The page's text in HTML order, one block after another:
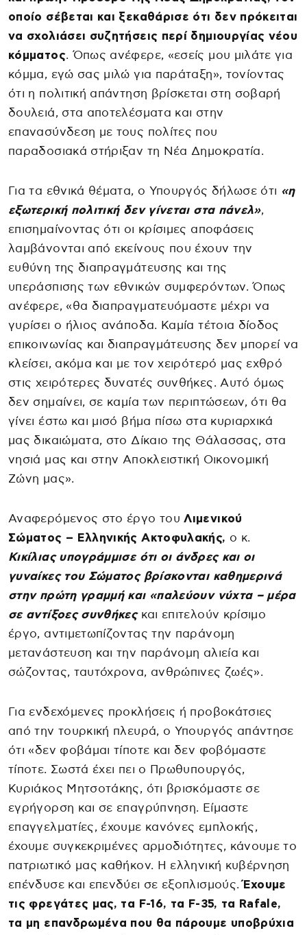
οποίο σέβεται και ξεκαθάρισε ότι δεν πρόκειται
να σχολιάσει συζητήσεις περί δημιουργίας νέου
κόμματος. Όπως ανέφερε, «εσείς μου μιλάτε για
κόμμα, εγώ σας μιλώ για παράταξη», τονίοντας
ότι η πολιτική απάντηση βρίσκεται στη σοβαρή
δουλειά, στα αποτελέσματα και στην
επανασύνδεση με τους πολίτες που
παραδοσιακά στήριξαν τη Νέα Δημοκρατία.
Για τα εθνικά θέματα, ο Υπουργός δήλωσε ότι «η
εξωτερική πολιτική δεν γίνεται στα πάνελ»,
επισημαίνοντας ότι οι κρίσιμες αποφάσεις
λαμβάνονται από εκείνους που έχουν την
ευθύνη της διαπραγμάτευσης και της
υπεράσπισης των εθνικών συμφερόντων. Όπως
ανέφερε, «θα διαπραγματευόμαστε μέχρι να
γυρίσει ο ήλιος ανάποδα. Καμία τέτοια δίοδος
επικοινωνίας και διαπραγμάτευσης δεν μπορεί να
κλείσει, ακόμα και με τον χειρότερό μας εχθρό
στις χειρότερες δυνατές συνθήκες. Αυτό όμως
δεν σημαίνει, σε καμία των περιπτώσεων, ότι θα
γίνει έστω και μισό βήμα πίσω στα κυριαρχικά
μας δικαιώματα, στο Δίκαιο της Θάλασσας, στα
νησιά μας και στην Αποκλειστική Οικονομική
Ζώνη μας».
Αναφερόμενος στο έργο του Λιμενικού
Σώματος – Ελληνικής Ακτοφυλακής, ο κ.
Κικίλιας υπογράμμισε ότι οι άνδρες και οι
γυναίκες του Σώματος βρίσκονται καθημερινά
στην πρώτη γραμμή και «παλεύουν νύχτα – μέρα
σε αντίξοες συνθήκεςκαι επιτελούν κρίσιμο
έργο, αντιμετωπίζοντας την παράνομη
μετανάστευση και την παράνομη αλιεία και
σώζοντας, ταυτόχρονα, ανθρώπινες ζωές».
Για ενδεχόμενες προκλήσεις ή προβοκάτσιες
από την τουρκική πλευρά, ο Υπουργός απάντησε
ότι «δεν φοβάμαι τίποτε και δεν φοβόμαστε
τίποτε. Σωστά έχει πει ο Πρωθυπουργός,
Κυριάκος Μητσοτάκης, ότι βρισκόμαστε σε
εγρήγορση και σε επαγρύπνηση. Είμαστε
επαγγελματίες, έχουμε κανόνες εμπλοκής,
έχουμε συγκεκριμένες αρμοδιότητες, κάνουμε το
πατριωτικό μας καθήκον. Η ελληνική κυβέρνηση
επένδυσε και επενδύει σε εξοπλισμούς.Έχουμε
τις φρεγάτες μας, τα F-16, τα F-35, τα Rafale,
τα μη επανδρωμένα που θα πάρουμε υποβρύχια